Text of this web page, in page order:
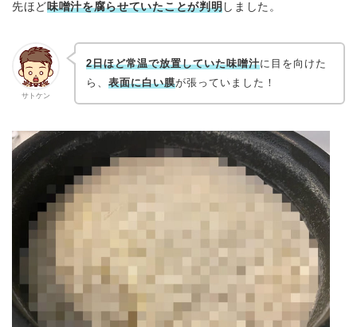
先ほど味噌汁を腐らせていたことが判明 しました。
サトケン
2日ほど常温で放置していた味噌汁に目を向けた
ら、 表面に白い膜が張っていました！